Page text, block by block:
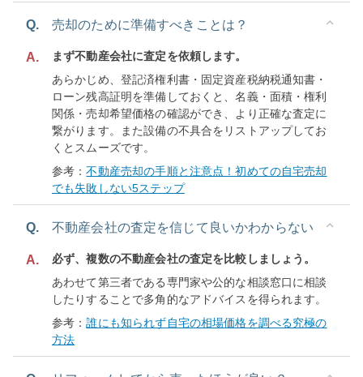
Q. 売却のために準備すべきことは？
A.
まず不動産会社に査定を依頼します。
あらかじめ、登記済権利書・固定資産税納税通知書・
ローン残高証明を準備しておくと、名義・面積・権利
関係・売却希望価格の確認ができ、より正確な査定に
繋がります。また設備の不具合をリストアップしてお
くとスムーズです。
参考：不動産売却の手順と注意点！初めての自宅売却
でも失敗しない5ステップ
Q. 不動産会社の査定を信じて良いかわからない
A.
必ず、複数の不動産会社の査定を比較しましょう。
あわせて第三者である専門家や公的な相談窓口に相談
したりすることで多角的なアドバイスを得られます。
参考：誰にも知られず自宅の相場価格を調べる究極の
方法